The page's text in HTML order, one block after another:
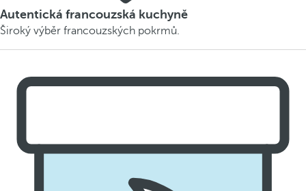
Autentická francouzská kuchyně
Široký výběr francouzských pokrmů.